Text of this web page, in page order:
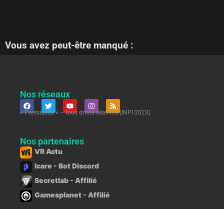
Vous avez peut-être manqué :
Nos réseaux
« Presseplay » – tous droits réservés (INPI 2023)
Nos partenaires
VR Actu
Icare - Bot Discord
Secretlab - Affilié
Gamesplanet - Affilié